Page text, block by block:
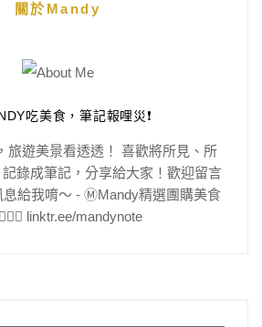
關於Mandy
吃美食，筆記報哩災❗️
旅遊美景看透透！ 喜歡將所見、所
錄成筆記，分享給大家！歡迎留言
息給我唷～ - Ⓜ️Mandy精選團購美食
linktr.ee/mandynote